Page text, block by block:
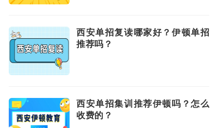
西安单招复读哪家好？伊顿单招
推荐吗？
西安单招集训推荐伊顿吗？怎么
收费的？